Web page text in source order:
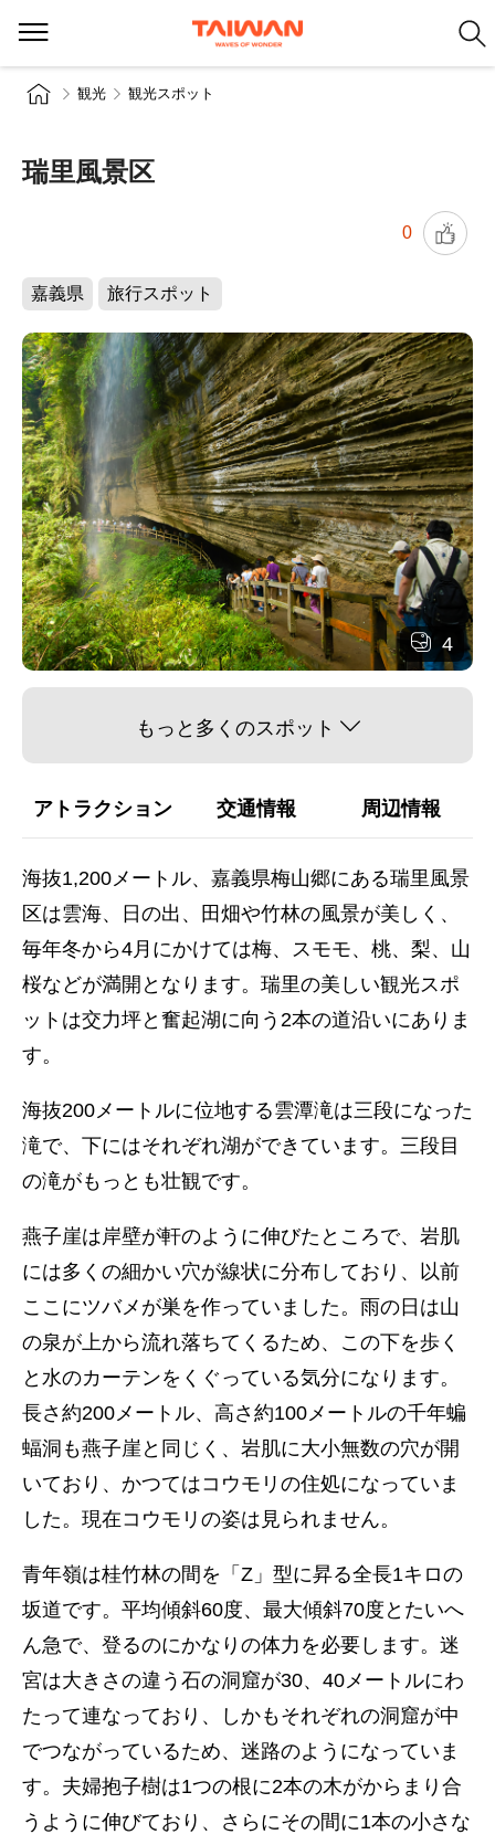
観光 観光スポット
瑞里風景区
0
嘉義県 旅行スポット
4
もっと多くのスポット
アトラクション 交通情報 周辺情報
海抜1,200メートル、嘉義県梅山郷にある瑞里風景
区は雲海、日の出、田畑や竹林の風景が美しく、
毎年冬から4月にかけては梅、スモモ、桃、梨、山
桜などが満開となります。瑞里の美しい観光スポ
ットは交力坪と奮起湖に向う2本の道沿いにありま
す。
海抜200メートルに位地する雲潭滝は三段になった
滝で、下にはそれぞれ湖ができています。三段目
の滝がもっとも壮観です。
燕子崖は岸壁が軒のように伸びたところで、岩肌
には多くの細かい穴が線状に分布しており、以前
ここにツバメが巣を作っていました。雨の日は山
の泉が上から流れ落ちてくるため、この下を歩く
と水のカーテンをくぐっている気分になります。
長さ約200メートル、高さ約100メートルの千年蝙
蝠洞も燕子崖と同じく、岩肌に大小無数の穴が開
いており、かつてはコウモリの住処になっていま
した。現在コウモリの姿は見られません。
青年嶺は桂竹林の間を「Z」型に昇る全長1キロの
坂道です。平均傾斜60度、最大傾斜70度とたいへ
ん急で、登るのにかなりの体力を必要します。迷
宮は大きさの違う石の洞窟が30、40メートルにわ
たって連なっており、しかもそれぞれの洞窟が中
でつながっているため、迷路のようになっていま
す。夫婦抱子樹は1つの根に2本の木がからまり合
うように伸びており、さらにその間に1本の小さな